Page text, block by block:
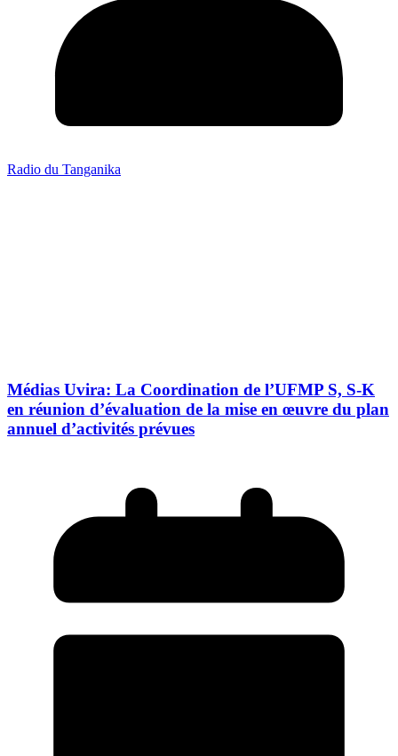
Radio du Tanganika
Médias Uvira: La Coordination de l’UFMP S, S-K
en réunion d’évaluation de la mise en œuvre du plan
annuel d’activités prévues